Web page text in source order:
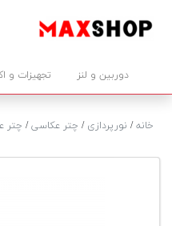
دوربین و لنز تجهیزات و
خانه/ نورپردازی / چتر عکاسی/ چتر